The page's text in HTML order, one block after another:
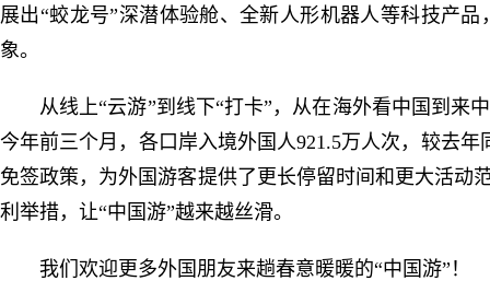
展出“蛟龙号”深潜体验舱、全新人形机器人等科技产
象。
从线上“云游”到线下“打卡”，从在海外看中国到
今年前三个月，各口岸入境外国人921.5万人次，较去
免签政策，为外国游客提供了更长停留时间和更大活动
利举措，让“中国游”越来越丝滑。
我们欢迎更多外国朋友来趟春意暖暖的“中国游”！